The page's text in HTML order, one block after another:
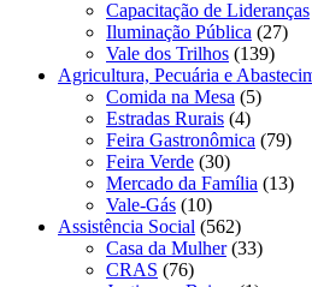
Capacitação de Lideranças
Iluminação Pública (27)
Vale dos Trilhos (139)
Agricultura, Pecuária e
Comida na Mesa (5)
Estradas Rurais (4)
Feira Gastronômica (79)
Feira Verde (30)
Mercado da Família (13)
Vale-Gás (10)
Assistência Social (562)
Casa da Mulher(33)
CRAS (76)